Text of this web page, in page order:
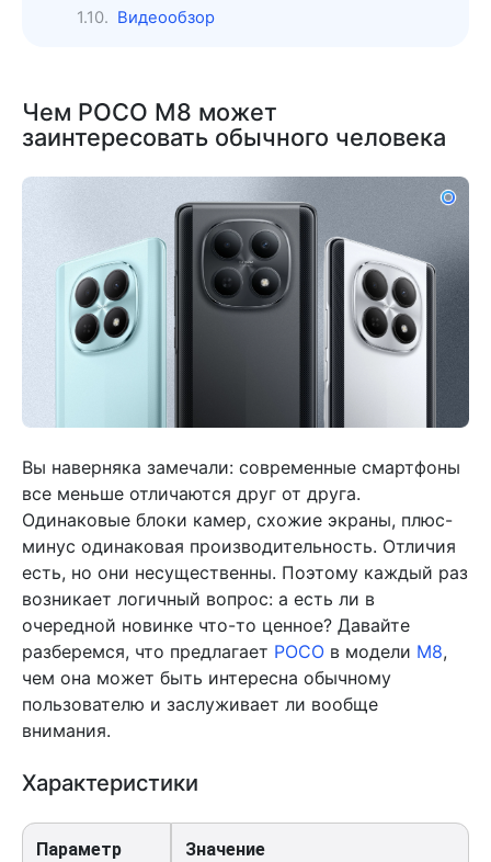
Видеообзор
Чем POCO M8 может
заинтересовать обычного человека
Вы наверняка замечали: современные смартфоны
все меньше отличаются друг от друга.
Одинаковые блоки камер, схожие экраны, плюс-
минус одинаковая производительность. Отличия
есть, но они несущественны. Поэтому каждый раз
возникает логичный вопрос: а есть ли в
очередной новинке что-то ценное? Давайте
разберемся, что предлагает POCO в модели M8,
чем она может быть интересна обычному
пользователю и заслуживает ли вообще
внимания.
Характеристики
Параметр Значение